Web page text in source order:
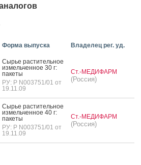
Форма выпуска Владелец рег. уд.
Сырье рас­ти­тель­ное
из­мель­чен­ное 30 г:
па­кеты
РУ: Р N003751/01 от
19.11.09
Ст.-МЕДИФАРМ
(Россия)
Сырье рас­ти­тель­ное
из­мель­чен­ное 40 г:
па­кеты
РУ: Р N003751/01 от
19.11.09
Ст.-МЕДИФАРМ
(Россия)